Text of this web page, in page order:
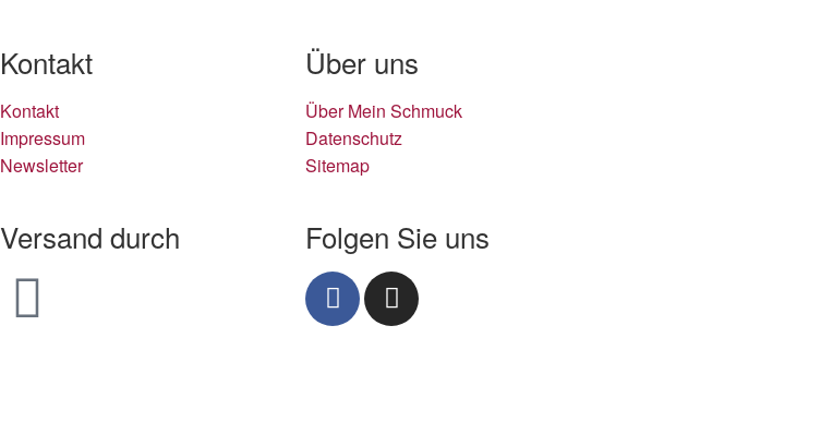
Kontakt
Kontakt
Impressum
Newsletter
Über uns
Über Mein Schmuck
Datenschutz
Sitemap
Versand durch Folgen Sie uns